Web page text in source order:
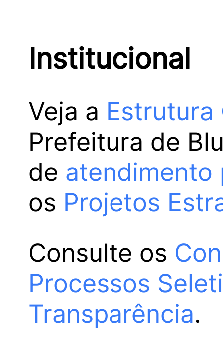
Institucional
Veja a Estrutura
Prefeitura de
de atendimento
os Projetos
Consulte os
Processos
Transparência.